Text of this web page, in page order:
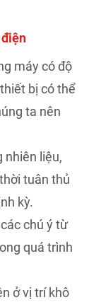
máy có độ
bị có thể
ta nên
nhiên liệu,
tuân thủ
kỳ.
chú ý từ
quá trình
ở vị trí khô